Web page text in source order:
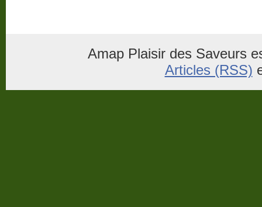
Amap Plaisir des Saveurs
Articles (RSS)